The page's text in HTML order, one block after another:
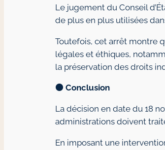
Le jugement du Conseil
de plus en plus utilisées
Toutefois, cet arrêt montre
légales et éthiques,
la préservation des droits
🟠 Conclusion
La décision en date du 18
administrations doivent
En imposant une